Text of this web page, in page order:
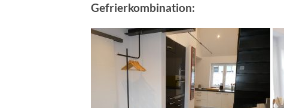
Gefrierkombination: